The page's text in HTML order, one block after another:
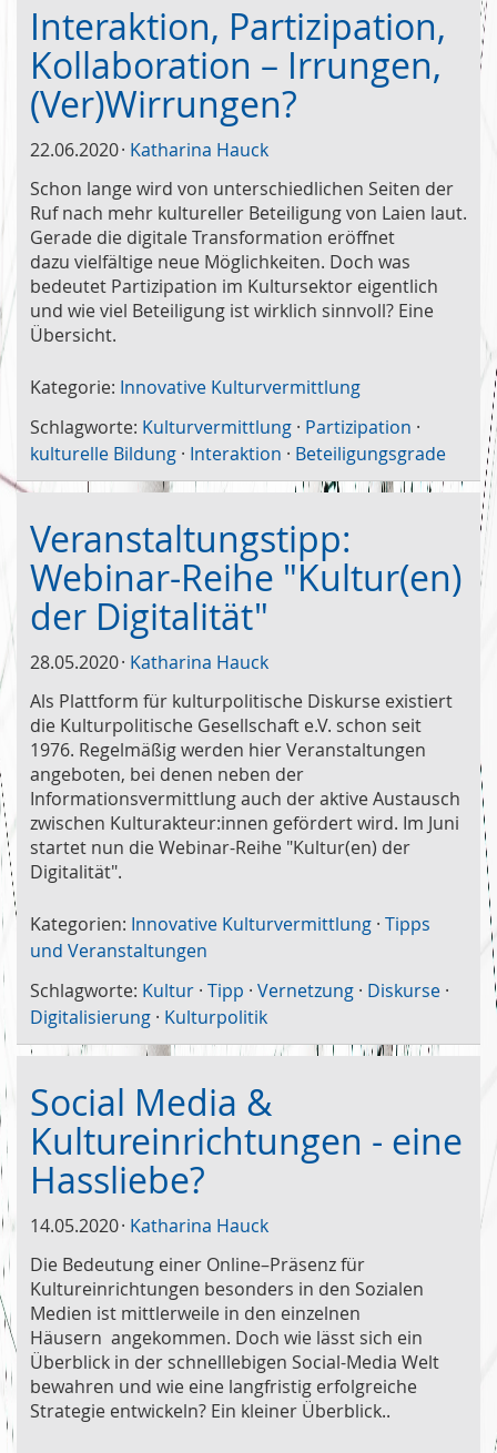
Interaktion, Partizipation,
Kollaboration – Irrungen,
(Ver)Wirrungen?
22.06.2020 Katharina Hauck
Schon lange wird von unterschiedlichen Seiten der
Ruf nach mehr kultureller Beteiligung von Laien laut.
Gerade die digitale Transformation eröffnet
dazu vielfältige neue Möglichkeiten. Doch was
bedeutet Partizipation im Kultursektor eigentlich
und wie viel Beteiligung ist wirklich sinnvoll? Eine
Übersicht.
Kategorie: Innovative Kulturvermittlung
Schlagworte: Kulturvermittlung · Partizipation ·
kulturelle Bildung · Interaktion · Beteiligungsgrade
Veranstaltungstipp:
Webinar-Reihe "Kultur(en)
der Digitalität"
28.05.2020 Katharina Hauck
Als Plattform für kulturpolitische Diskurse existiert
die Kulturpolitische Gesellschaft e.V. schon seit
1976. Regelmäßig werden hier Veranstaltungen
angeboten, bei denen neben der
Informationsvermittlung auch der aktive Austausch
zwischen Kulturakteur:innen gefördert wird. Im Juni
startet nun die Webinar-Reihe "Kultur(en) der
Digitalität".
Kategorien: Innovative Kulturvermittlung · Tipps
und Veranstaltungen
Schlagworte: Kultur · Tipp · Vernetzung · Diskurse ·
Digitalisierung · Kulturpolitik
Social Media &
Kultureinrichtungen - eine
Hassliebe?
14.05.2020 Katharina Hauck
Die Bedeutung einer Online–Präsenz für
Kultureinrichtungen besonders in den Sozialen
Medien ist mittlerweile in den einzelnen
Häusern angekommen. Doch wie lässt sich ein
Überblick in der schnelllebigen Social-Media Welt
bewahren und wie eine langfristig erfolgreiche
Strategie entwickeln? Ein kleiner Überblick..